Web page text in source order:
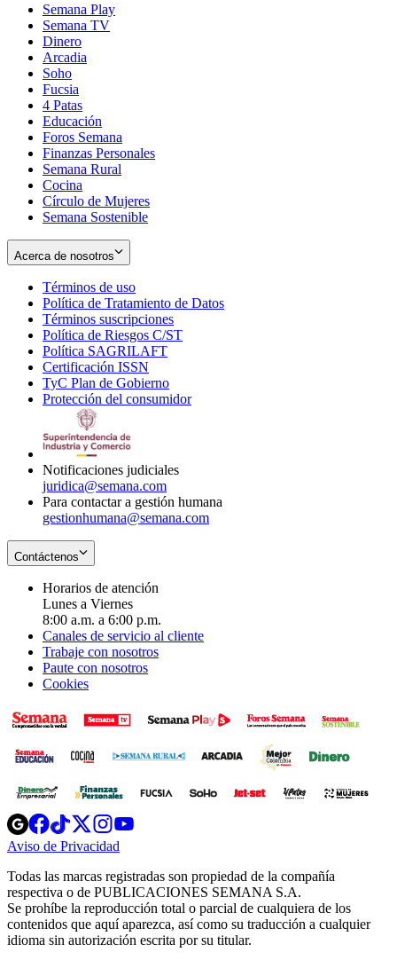
Semana Play
Semana TV
Dinero
Arcadia
Soho
in
new
window
Fucsia
in
new
window
4 Patas
Educación
Foros Semana
Finanzas Personales
Semana Rural
Cocina
Círculo de Mujeres
Semana Sostenible
Acerca de nosotros
Términos de uso
in
new
window
Política de Tratamiento de Datos
Términos suscripciones
in
Política de Riesgos C/ST
Política SAGRILAFT
new
window
Certificación ISSN
in
new
TyC Plan de Gobierno
in
Protección del consumidorOpens
Notificaciones judiciales
juridica@semana.com
Para contactar a gestión humana
gestionhumana@semana.com
Contáctenos
Horarios de atención
Lunes a Viernes
8:00 a.m. a 6:00 p.m.
Canales de servicio al cliente
Trabaje con nosotros
Paute con nosotros
Cookies
Opens
in
new
Opens
in
new
Opens
in
new
window
Opens
new
windowwindow
Aviso de Privacidad
new
window
Todas las marcas registradas son propiedad de la compañía
respectiva o de PUBLICACIONES SEMANA S.A.
Se prohíbe la reproducción total o parcial de cualquiera de los
contenidos que aquí aparezca, así como su traducción a cualquier
idioma sin autorización escrita por su titular.